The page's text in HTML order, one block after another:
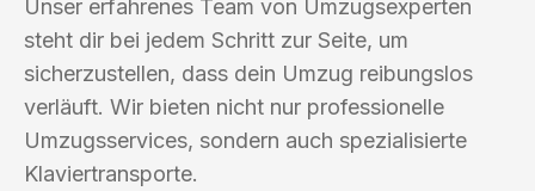
Unser erfahrenes Team von Umzugsexperten
steht dir bei jedem Schritt zur Seite, um
sicherzustellen, dass dein Umzug reibungslos
verläuft. Wir bieten nicht nur professionelle
Umzugsservices, sondern auch spezialisierte
Klaviertransporte.